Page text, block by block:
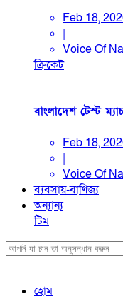
Feb 18,
|
Voice Of
ক্রিকেট
বাংলাদেশ টেস্ট
Feb 18,
|
Voice Of
ব্যবসায়-বাণিজ্য
অন্যান্য
টিম
হোম